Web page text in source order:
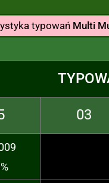
typowań Multi
03